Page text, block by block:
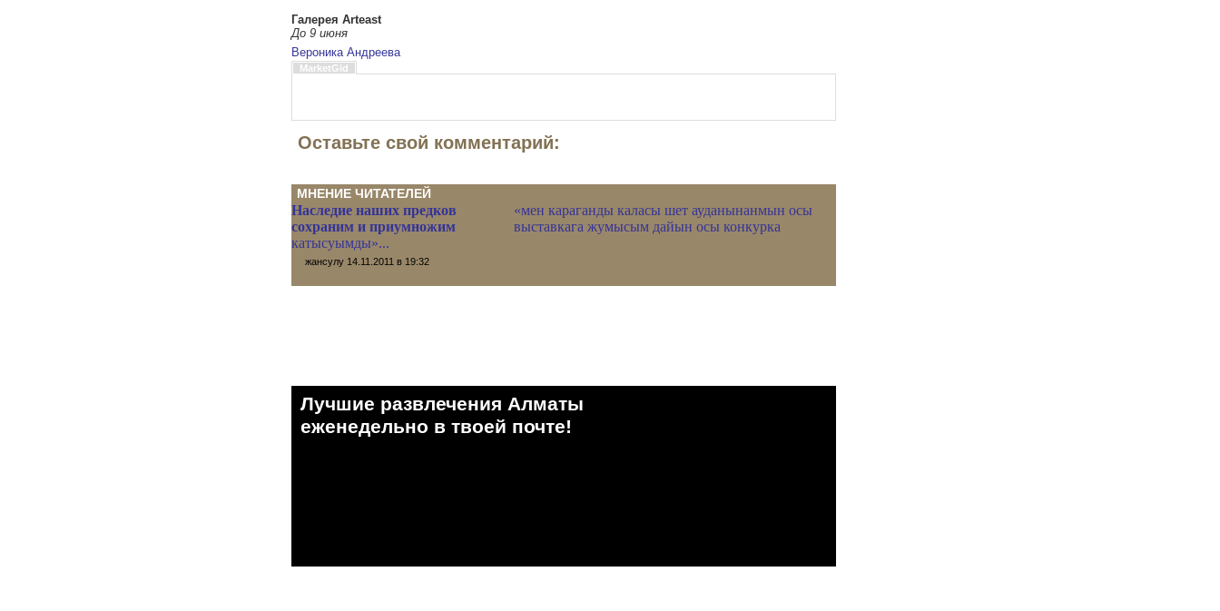
Галерея Arteast
До 9 июня
Вероника Андреева
MarketGid
Оставьте свой комментарий:
МНЕНИЕ ЧИТАТЕЛЕЙ
Наследие наших предков
сохраним и приумножим
«мен караганды каласы шет ауданынанмын осы
выставкага жумысым дайын осы конкурка
катысуымды»...
жансулу14.11.2011 в 19:32
Лучшие развлечения Алматы
eженедельно в твоей почте!